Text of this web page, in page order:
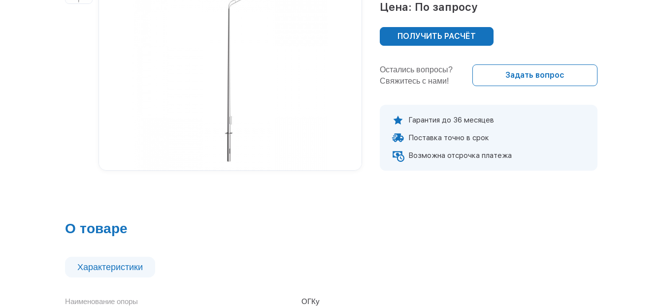
Цена: По запросу
ПОЛУЧИТЬ РАСЧЁТ
Остались вопросы?
Свяжитесь с нами!
Задать вопрос
Гарантия до 36 месяцев
Поставка точно в срок
Возможна отсрочка платежа
О товаре
Характеристики
Наименование опоры ОГКу